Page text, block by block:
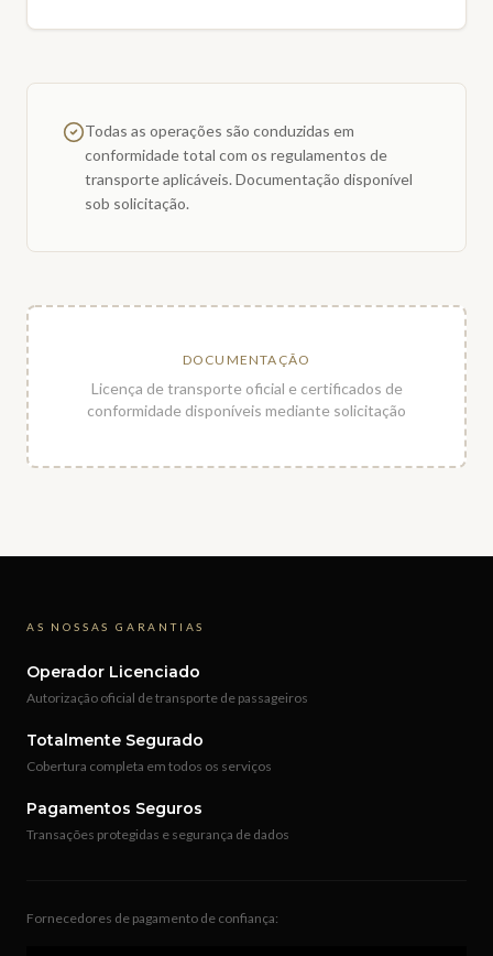
Todas as operações são conduzidas em
conformidade total com os regulamentos de
transporte aplicáveis. Documentação disponível
sob solicitação.
DOCUMENTAÇÃO
Licença de transporte oficial e certificados de
conformidade disponíveis mediante solicitação
AS NOSSAS GARANTIAS
Operador Licenciado
Autorização oficial de transporte de passageiros
Totalmente Segurado
Cobertura completa em todos os serviços
Pagamentos Seguros
Transações protegidas e segurança de dados
Fornecedores de pagamento de confiança: